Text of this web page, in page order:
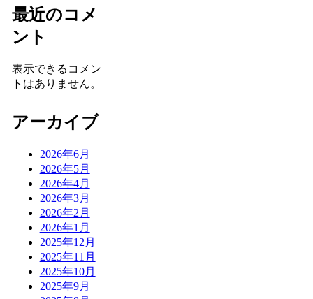
最近のコメ
ント
表示できるコメン
トはありません。
アーカイブ
2026年6月
2026年5月
2026年4月
2026年3月
2026年2月
2026年1月
2025年12月
2025年11月
2025年10月
2025年9月